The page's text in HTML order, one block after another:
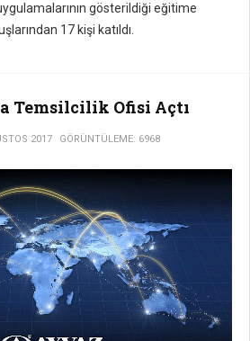
gösterildiği eğitime
17 kişi katıldı.
Temsilcilik Ofisi Açtı
2017 GÖRÜNTÜLEME: 6968